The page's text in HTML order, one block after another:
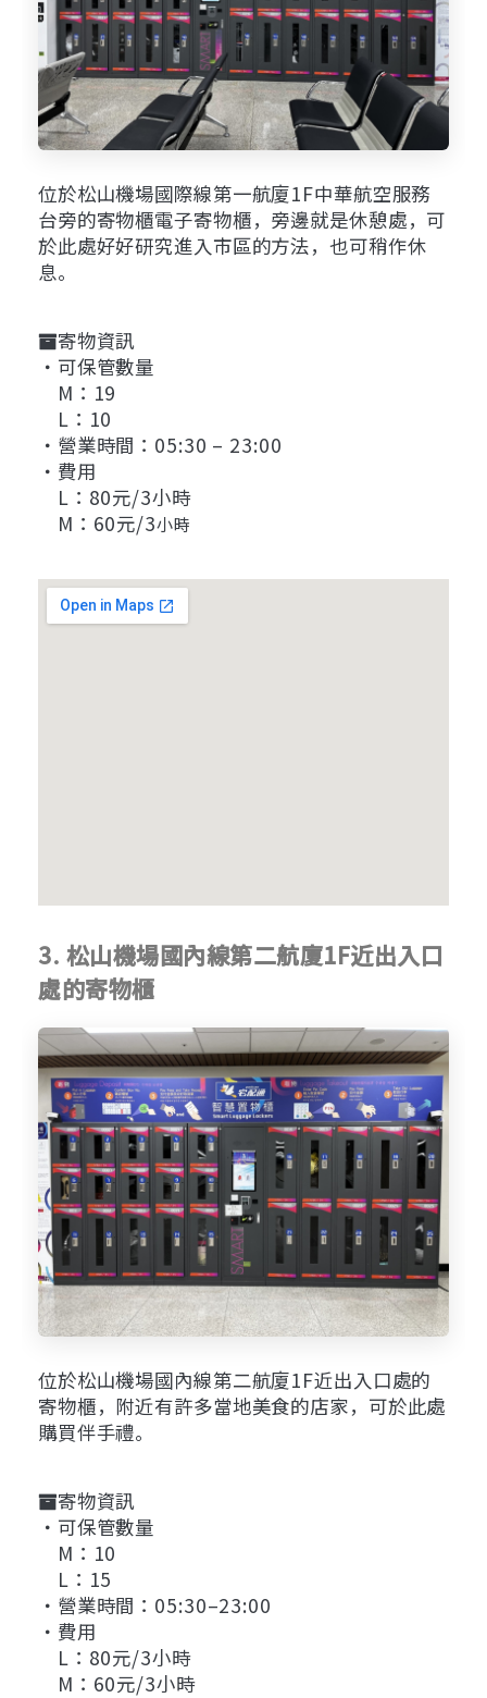
位於松山機場國際線第一航廈1F中華航空服務
台旁的寄物櫃電子寄物櫃，旁邊就是休憩處，可
於此處好好研究進入市區的方法，也可稍作休
息。
寄物資訊
・可保管數量
M：19
L：10
・營業時間：05:30 – 23:00
・費用
L：80元/3小時
M：60元/3小時
3. 松山機場國內線第二航廈1F近出入口
處的寄物櫃
位於松山機場國內線第二航廈1F近出入口處的
寄物櫃，附近有許多當地美食的店家，可於此處
購買伴手禮。
寄物資訊
・可保管數量
M：10
L：15
・營業時間：05:30–23:00
・費用
L：80元/3小時
M：60元/3小時